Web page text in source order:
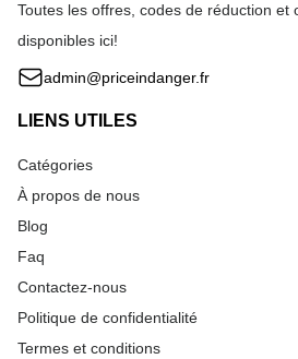
Toutes les offres, codes de réduction et
disponibles ici!
admin@priceindanger.fr
LIENS UTILES
Catégories
À propos de nous
Blog
Faq
Contactez-nous
Politique de confidentialité
Termes et conditions